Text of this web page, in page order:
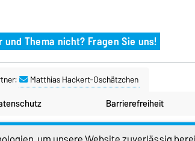
Thema nicht? Fragen Sie uns!
Matthias Hackert-Oschätzchen
Barrierefreiheit